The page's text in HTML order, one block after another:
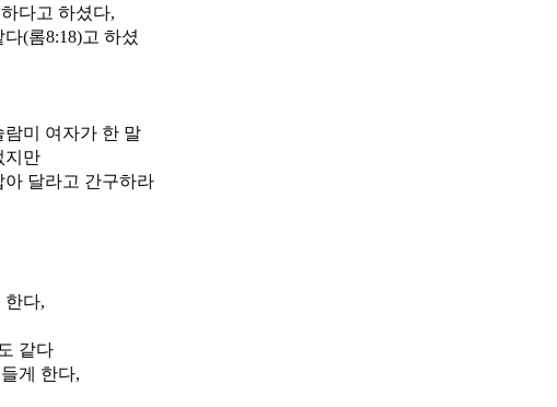
다고 하셨다,
(롬8:18)고 하셨
미 여자가 한 말
지만
달라고 간구하라
한다,
같다
게 한다,